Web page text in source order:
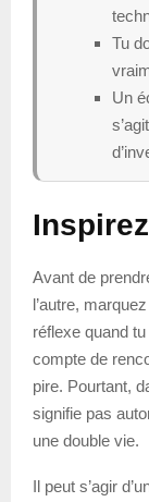
Tu
Un
Avant de
l’autre,
réflexe quand
compte de
pire. Pourtant,
signifie pas
une double vie.
Il peut s’agir